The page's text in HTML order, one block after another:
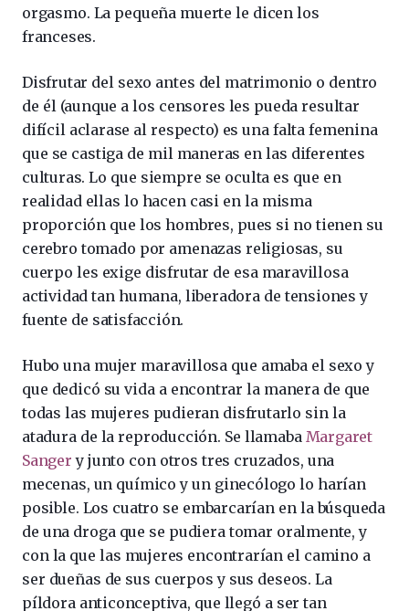
orgasmo. La pequeña muerte le dicen los
franceses.
Disfrutar del sexo antes del matrimonio o dentro
de él (aunque a los censores les pueda resultar
difícil aclarase al respecto) es una falta femenina
que se castiga de mil maneras en las diferentes
culturas. Lo que siempre se oculta es que en
realidad ellas lo hacen casi en la misma
proporción que los hombres, pues si no tienen su
cerebro tomado por amenazas religiosas, su
cuerpo les exige disfrutar de esa maravillosa
actividad tan humana, liberadora de tensiones y
fuente de satisfacción.
Hubo una mujer maravillosa que amaba el sexo y
que dedicó su vida a encontrar la manera de que
todas las mujeres pudieran disfrutarlo sin la
atadura de la reproducción. Se llamaba Margaret
Sanger y junto con otros tres cruzados, una
mecenas, un químico y un ginecólogo lo harían
posible. Los cuatro se embarcarían en la búsqueda
de una droga que se pudiera tomar oralmente, y
con la que las mujeres encontrarían el camino a
ser dueñas de sus cuerpos y sus deseos. La
píldora anticonceptiva, que llegó a ser tan